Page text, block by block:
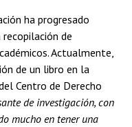
ha progresado
de
Actualmente,
de un libro en la
Centro de Derecho
de investigación, con
mucho en tener una